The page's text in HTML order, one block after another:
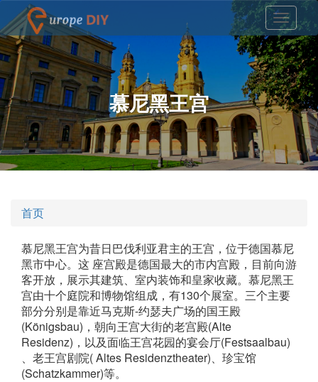
慕尼黑王宫
首页
慕尼黑王宫为昔日巴伐利亚君主的王宫，位于德国慕尼
黑市中心。这 座宫殿是德国最大的市内宫殿，目前向游
客开放，展示其建筑、室内装饰和皇家收藏。慕尼黑王
宫由十个庭院和博物馆组成，有130个展室。三个主要
部分分别是靠近马克斯-约瑟夫广场的国王殿
(Königsbau)，朝向王宫大街的老宫殿(Alte
Residenz)，以及面临王宫花园的宴会厅(Festsaalbau)
、老王宫剧院( Altes Residenztheater)、珍宝馆
(Schatzkammer)等。